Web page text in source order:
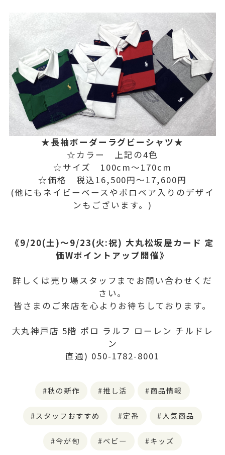
★長袖ボーダーラグビーシャツ★
☆カラー 上記の4色
☆サイズ 100cm〜170cm
☆価格 税込16,500円〜17,600円
(他にもネイビーベースやポロベア入りのデザイ
ンもございます。)
《9/20(土)〜9/23(火:祝) 大丸松坂屋カード 定
価Wポイントアップ開催》
詳しくは売り場スタッフまでお問い合わせくだ
さい。
皆さまのご来店を心よりお待ちしております。
大丸神戸店 5階 ポロ ラルフ ローレン チルドレ
ン
直通) 050-1782-8001
秋の新作 推し活 商品情報
スタッフおすすめ 定番 人気商品
今が旬 ベビー キッズ